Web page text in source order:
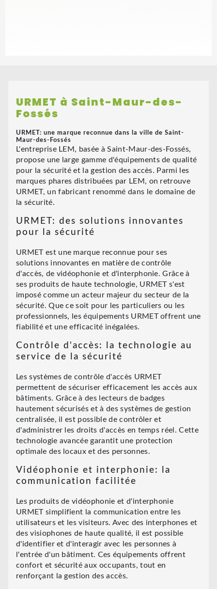
URMET à Saint-Maur-des-
Fossés
URMET: une marque reconnue dans la ville de Saint-
Maur-des-Fossés
L'entreprise LEM, basée à Saint-Maur-des-Fossés,
propose une large gamme d'équipements de qualité
pour la sécurité et la gestion des accès. Parmi les
marques phares distribuées par LEM, on retrouve
URMET, un fabricant renommé dans le domaine de
la sécurité.
URMET: des solutions innovantes
pour la sécurité
URMET est une marque reconnue pour ses
solutions innovantes en matière de contrôle
d'accès, de vidéophonie et d'interphonie. Grâce à
ses produits de haute technologie, URMET s'est
imposé comme un acteur majeur du secteur de la
sécurité. Que ce soit pour les particuliers ou les
professionnels, les équipements URMET offrent une
fiabilité et une efficacité inégalées.
Contrôle d'accès: la technologie au
service de la sécurité
Les systèmes de contrôle d'accès URMET
permettent de sécuriser efficacement les accès aux
bâtiments. Grâce à des lecteurs de badges
hautement sécurisés et à des systèmes de gestion
centralisée, il est possible de contrôler et
d'administrer les droits d'accès en temps réel. Cette
technologie avancée garantit une protection
optimale des locaux et des personnes.
Vidéophonie et interphonie: la
communication facilitée
Les produits de vidéophonie et d'interphonie
URMET simplifient la communication entre les
utilisateurs et les visiteurs. Avec des interphones et
des visiophones de haute qualité, il est possible
d'identifier et d'interagir avec les personnes à
l'entrée d'un bâtiment. Ces équipements offrent
confort et sécurité aux occupants, tout en
renforçant la gestion des accès.